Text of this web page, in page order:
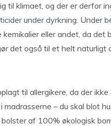
klimaet, og der er derfor
under dyrkning. Under
eller andet, da
det også til et helt naturligt
til allergikere, da der
– du skal blot
af 100% økologisk